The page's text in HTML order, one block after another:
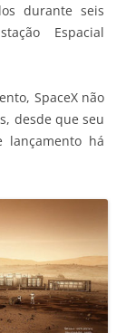
durante seis
Espacial
SpaceX não
desde que seu
lançamento há